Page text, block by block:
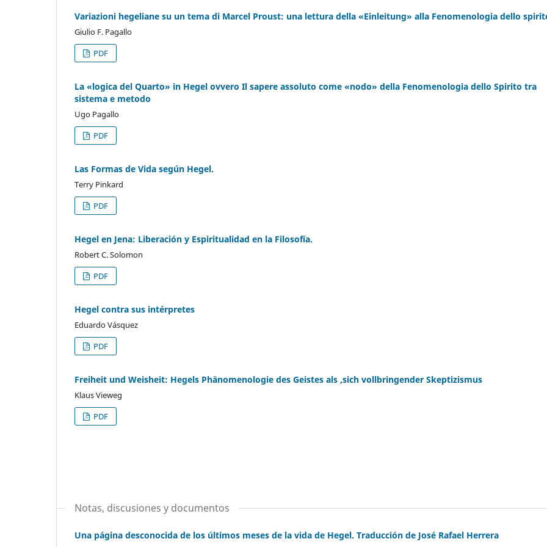
Variazioni hegeliane su un tema di Marcel Proust: una lettura della «Einleitung» alla Fenomenologia dello
Giulio F. Pagallo
PDF
La «logica del Quarto» in Hegel ovvero Il sapere assoluto come «nodo» della Fenomenologia dello Spirito tra
sistema e metodo
Ugo Pagallo
PDF
Las Formas de Vida según Hegel.
Terry Pinkard
PDF
Hegel en Jena: Liberación y Espiritualidad en la Filosofía.
Robert C. Solomon
PDF
Hegel contra sus intérpretes
Eduardo Vásquez
PDF
Freiheit und Weisheit: Hegels Phänomenologie des Geistes als ,sich vollbringender Skeptizismus
Klaus Vieweg
PDF
Notas, discusiones y documentos
Una página desconocida de los últimos meses de la vida de Hegel. Traducción de José Rafael Herrera